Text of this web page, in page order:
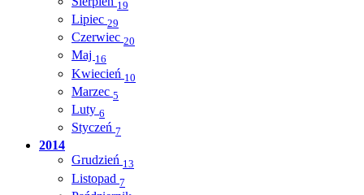
19
Lipiec 29
Czerwiec 20
Maj 16
Kwiecień 10
Marzec 5
Luty 6
Styczeń 7
2014
Grudzień 13
Listopad 7